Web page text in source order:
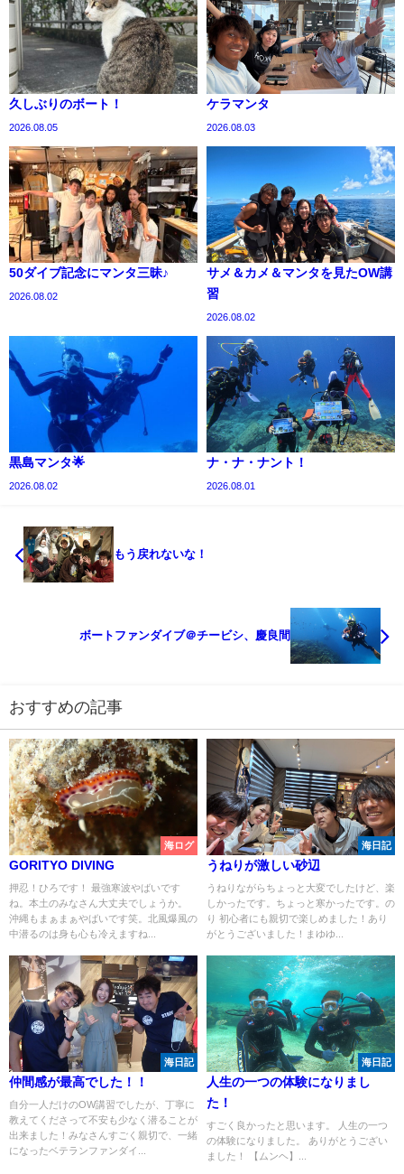
久しぶりのボート！
2026.08.05
ケラマンタ
2026.08.03
50ダイブ記念にマンタ三昧♪
2026.08.02
サメ＆カメ＆マンタを見たOW講
習
2026.08.02
黒島マンタ🌟
2026.08.02
ナ・ナ・ナント！
2026.08.01
もう戻れないな！
ボートファンダイブ＠チービシ、慶良間
おすすめの記事
海ログ
GORITYO DIVING
押忍！ひろです！ 最強寒波やばいです
ね。本土のみなさん大丈夫でしょうか。
沖縄もまぁまぁやばいです笑。北風爆風の
中潜るのは身も心も冷えますね...
海日記
うねりが激しい砂辺
うねりながらちょっと大変でしたけど、楽
しかったです。ちょっと寒かったです。の
り 初心者にも親切で楽しめました！あり
がとうございました！まゆゆ...
海日記
仲間感が最高でした！！
自分一人だけのOW講習でしたが、丁寧に
教えてくださって不安も少なく潜ることが
出来ました！みなさんすごく親切で、一緒
になったベテランファンダイ...
海日記
人生の一つの体験になりまし
た！
すごく良かったと思います。 人生の一つ
の体験になりました。 ありがとうござい
ました！ 【ムンヘ】...